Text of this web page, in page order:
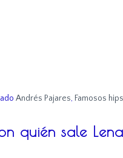
Andrés Pajares, Famosos
quién sale